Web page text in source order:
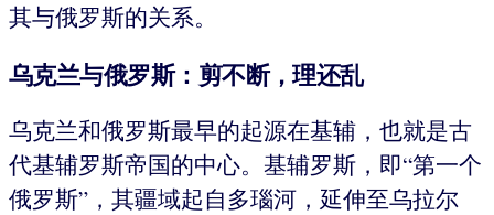
其与俄罗斯的关系。
乌克兰与俄罗斯：剪不断，理还乱
乌克兰和俄罗斯最早的起源在基辅，也就是古
代基辅罗斯帝国的中心。基辅罗斯，即“第一个
俄罗斯”，其疆域起自多瑙河，延伸至乌拉尔